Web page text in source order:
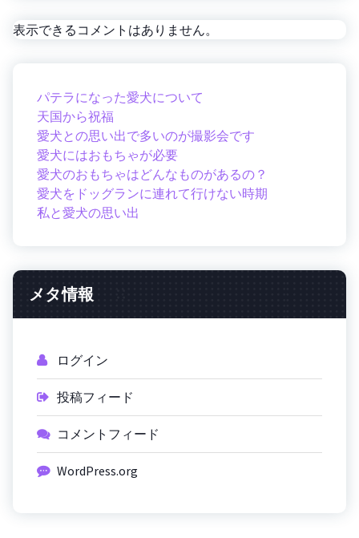
表示できるコメントはありません。
パテラになった愛犬について
天国から祝福
愛犬との思い出で多いのが撮影会です
愛犬にはおもちゃが必要
愛犬のおもちゃはどんなものがあるの？
愛犬をドッグランに連れて行けない時期
私と愛犬の思い出
メタ情報
ログイン
投稿フィード
コメントフィード
WordPress.org